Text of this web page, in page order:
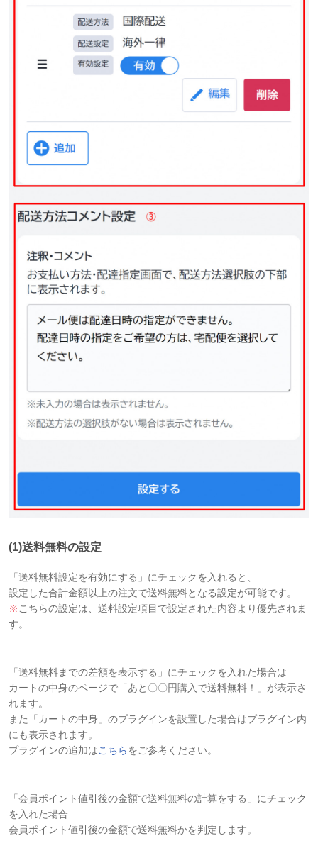
(1)送料無料の設定
「送料無料設定を有効にする」にチェックを入れると、
設定した合計金額以上の注文で送料無料となる設定が可能です。
※ こちらの設定は、送料設定項目で設定された内容より優先されま
す。
「送料無料までの差額を表示する」にチェックを入れた場合は
カートの中身のページで「あと〇〇円購入で送料無料！」が表示さ
れます。
また「カートの中身」のプラグインを設置した場合はプラグイン内
にも表示されます。
プラグインの追加はこちらをご参考ください。
「会員ポイント値引後の金額で送料無料の計算をする」にチェック
を入れた場合
会員ポイント値引後の金額で送料無料かを判定します。